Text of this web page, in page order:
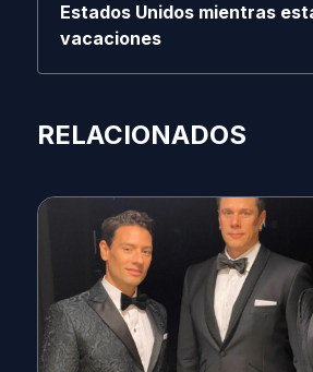
Estados Unidos mientras
vacaciones
RELACIONADOS